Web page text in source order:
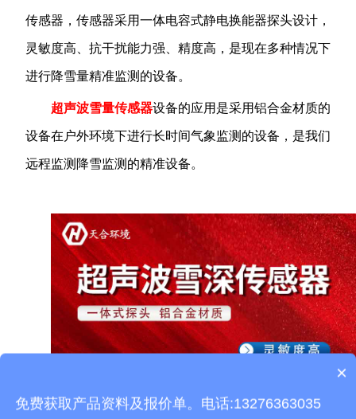
传感器，传感器采用一体电容式静电换能器探头设计，
灵敏度高、抗干扰能力强、精度高，是现在多种情况下
进行降雪量精准监测的设备。
超声波雪量传感器设备的应用是采用铝合金材质的
设备在户外环境下进行长时间气象监测的设备，是我们
远程监测降雪监测的精准设备。
产品包含安装吗？
×
免费获取产品资料及报价单。电话:13276363035